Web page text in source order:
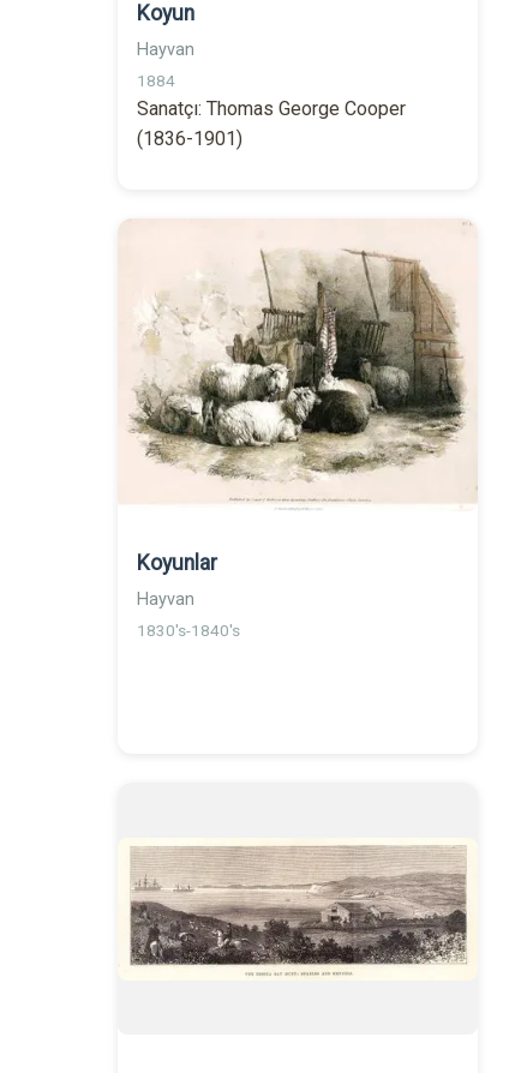
Koyun
Hayvan
1884
Sanatçı: Thomas George Cooper
(1836-1901)
Koyunlar
Hayvan
1830's-1840's